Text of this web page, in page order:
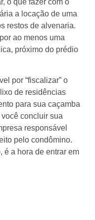
a locação de uma
restos de alvenaria.
ao menos uma
próximo do prédio
por “fiscalizar” o
de residências
para sua caçamba
concluir sua
responsável
pelo condômino.
é a hora de entrar em